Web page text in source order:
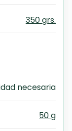
350 grs.
necesaria
50 g